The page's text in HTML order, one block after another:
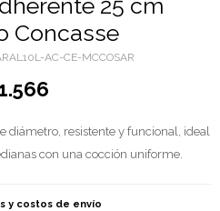
25 cm
Concasse
AC-CE-MCCOSAR
diámetro, resistente y funcional, ideal
con una cocción uniforme.
y costos de envío